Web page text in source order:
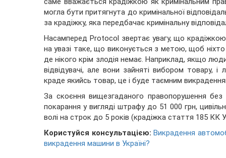
могла бути притягнута до кримінальної
за крадіжку, яка передбачає кримінальну
Насамперед Protocol звертає увагу, що
на увазі таке, що виконується з метою, щоб
де нікого крім злодія немає. Наприклад, якщо
відвідувачі, але вони зайняті вибором
краде якийсь товар, це і буде таємним
За скоєння вищезгаданого правопорушення
покарання у вигляді штрафу до 51 000 грн,
волі на строк до 5 років (крадіжка стаття 185 КК
Користуйся консультацією: Викрадення
викрадення машини в Україні?